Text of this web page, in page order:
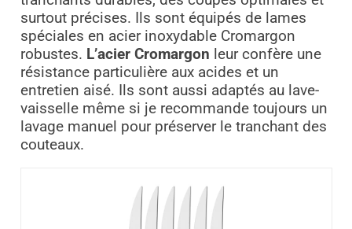
surtout précises. Ils sont équipés de lames
spéciales en acier inoxydable Cromargon
robustes. L’acier Cromargon leur confère une
résistance particulière aux acides et un
entretien aisé. Ils sont aussi adaptés au lave-
vaisselle même si je recommande toujours un
lavage manuel pour préserver le tranchant des
couteaux.